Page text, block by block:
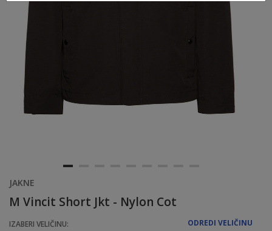
JAKNE
M Vincit Short Jkt - Nylon Cot
ODREDI VELIČINU
IZABERI VELIČINU: